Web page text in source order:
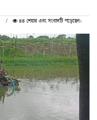
৪৪ শেয়ার এবং সংবাদটি পড়েছেন।